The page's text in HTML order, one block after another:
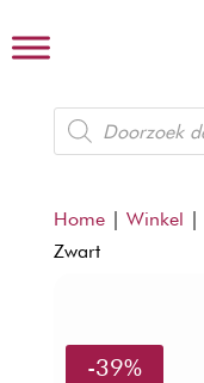
Producten
zoeken
Home| Winkel |
Zwart
-39%